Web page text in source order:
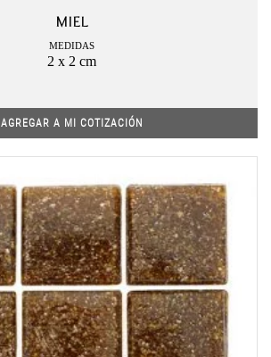
MIEL
MEDIDAS
2 x 2 cm
AGREGAR A MI COTIZACIÓN